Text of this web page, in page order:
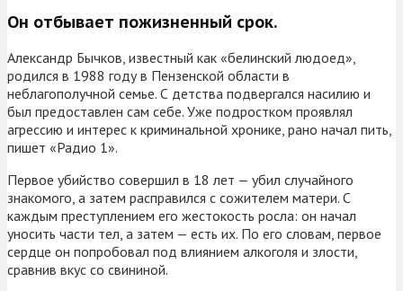
Он отбывает пожизненный срок.
Александр Бычков, известный как «белинский людоед»,
родился в 1988 году в Пензенской области в
неблагополучной семье. С детства подвергался насилию и
был предоставлен сам себе. Уже подростком проявлял
агрессию и интерес к криминальной хронике, рано начал пить,
пишет «Радио 1».
Первое убийство совершил в 18 лет — убил случайного
знакомого, а затем расправился с сожителем матери. С
каждым преступлением его жестокость росла: он начал
уносить части тел, а затем — есть их. По его словам, первое
сердце он попробовал под влиянием алкоголя и злости,
сравнив вкус со свининой.